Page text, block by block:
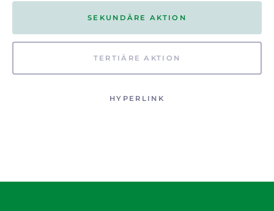
SEKUNDÄRE AKTION
TERTIÄRE AKTION
HYPERLINK